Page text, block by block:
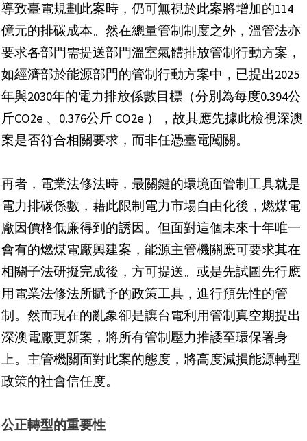
導致臺電規劃此案時，仍可無視於此案將增加的114
億元的排碳成本。然在總量管制制度之外，溫管法亦
要求各部門需提送部門溫室氣體排放管制行動方案，
如經濟部於能源部門的管制行動方案中，已提出2025
年與2030年的電力排放係數目標（分別為每度0.394公
斤CO2e 、0.376公斤 CO2e ），故其應先據此檢視深澳
案是否符合相關要求，而非任憑臺電闖關。
再者，電業法修法時，最關鍵的環境面管制工具就是
電力排碳係數，藉此限制電力市場自由化後，燃煤電
廠因價格低廉得到的誘因。但面對這個未來十年唯一
會有的燃煤電廠興建案，能源主管機關應可要求其在
相關子法研擬完成後，方可提送。或是先試圖先行應
用電業法修法所賦予的政策工具，進行預先性的管
制。然而現在的亂象卻是讓台電利用管制真空期提出
深澳電廠更新案，將所有管制壓力推諉至環保署身
上。主管機關面對此案的態度，將高度減損能源轉型
政策的社會信任度。
公正轉型的重要性